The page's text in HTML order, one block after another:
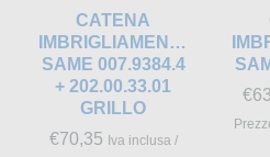
CATENA
IMBRIGLIAMENT.1+1
SAME 007.9384.4
+ 202.00.33.01
GRILLO
€ 70,35 Iva inclusa /
€